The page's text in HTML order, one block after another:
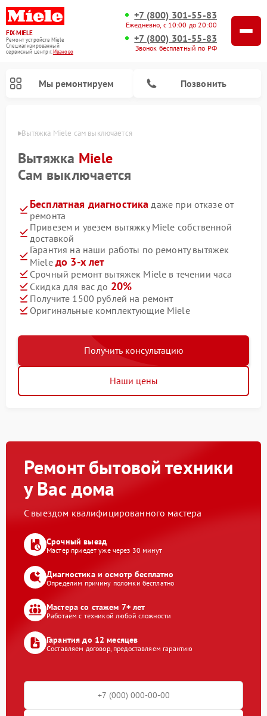
FIX-MIELE
Ремонт устройств Miele
Специализированный
cервисный центр г.Иваново
+7 (800) 301-55-83
Ежедневно, с 10:00 до 20:00
+7 (800) 301-55-83
Звонок бесплатный по РФ
Мы ремонтируем Позвонить
Вытяжка Miele сам выключается
Вытяжка Miele
Сам выключается
Бесплатная диагностика даже при отказе от
ремонта
Привезем и увезем вытяжку Miele собственной
доставкой
Гарантия на наши работы по ремонту вытяжек
Miele до 3-х лет
Срочный ремонт вытяжек Miele в течении часа
Скидка для вас до 20%
Получите 1500 рублей на ремонт
Оригинальные комплектующие Miele
Получить консультацию
Наши цены
Ремонт бытовой техники
у Вас дома
С выездом квалифицированного мастера
Срочный выезд
Мастер приедет уже через 30 минут
Диагностика и осмотр бесплатно
Определим причину поломки бесплатно
Мастера со стажем 7+ лет
Работаем с техникой любой сложности
Гарантия до 12 месяцев
Составляем договор, предоставляем гарантию